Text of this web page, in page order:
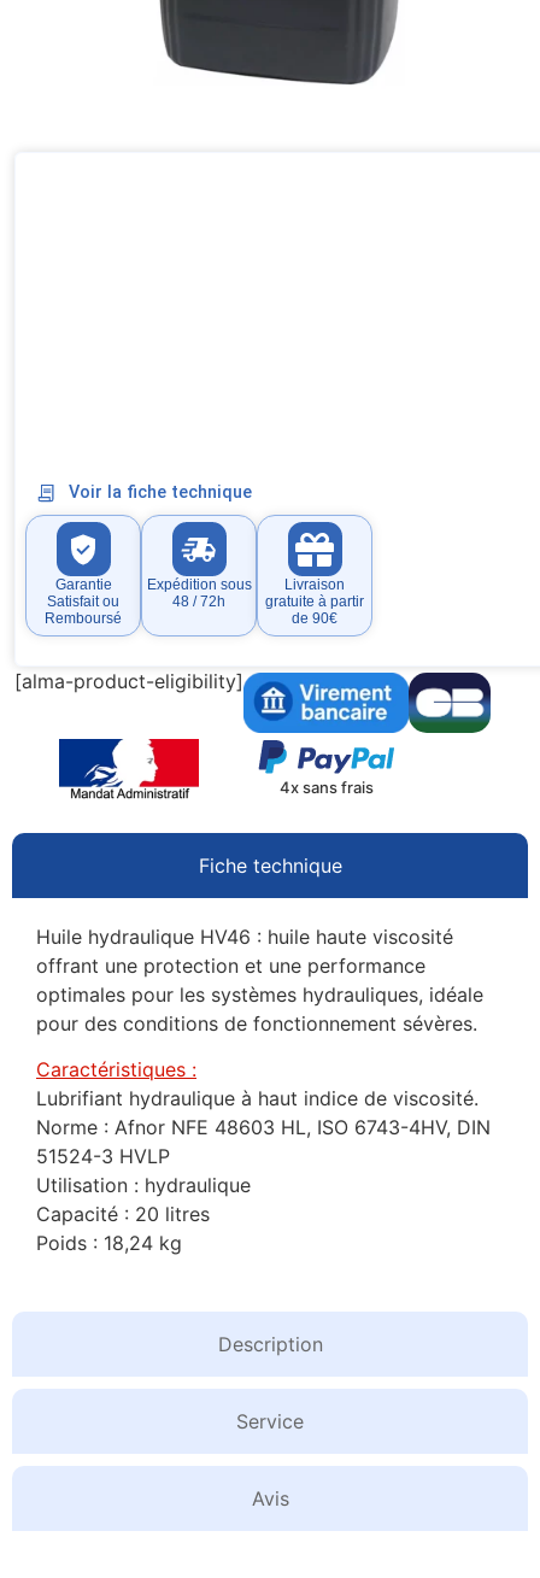
Voir la fiche technique
Garantie
Satisfait ou
Remboursé
Expédition sous
48 / 72h
Livraison
gratuite à partir
de 90€
[alma-product-eligibility]
4x sans frais
Fiche technique
Description
Service
Avis
Huile hydraulique HV46 : huile haute viscosité
offrant une protection et une performance
optimales pour les systèmes hydrauliques, idéale
pour des conditions de fonctionnement sévères.
Caractéristiques :
Lubrifiant hydraulique à haut indice de viscosité.
Norme : Afnor NFE 48603 HL, ISO 6743-4HV, DIN
51524-3 HVLP
Utilisation : hydraulique
Capacité : 20 litres
Poids : 18,24 kg